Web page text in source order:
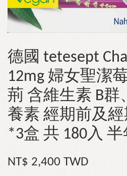
德國 tetesept
12mg 婦女聖潔
荊 含維生素 B群
養素 經期前及經
*3盒 共 180入
NT$ 2,400 TWD